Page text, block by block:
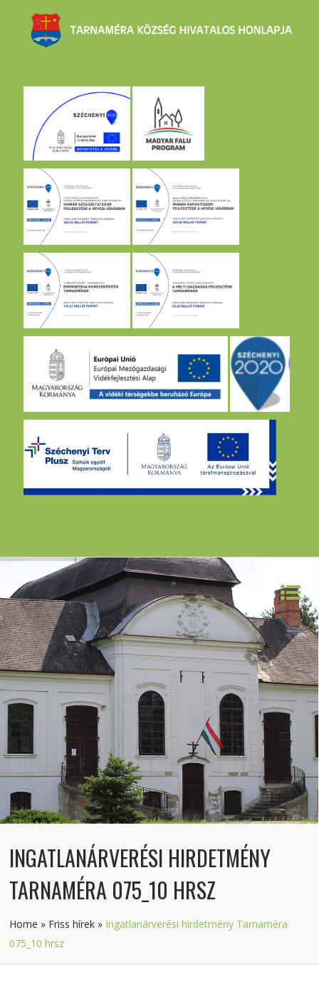
INGATLANÁRVERÉSI HIRDETMÉNY
TARNAMÉRA 075_10 HRSZ
Home » Friss hírek » Ingatlanárverési hirdetmény Tarnaméra
075_10 hrsz